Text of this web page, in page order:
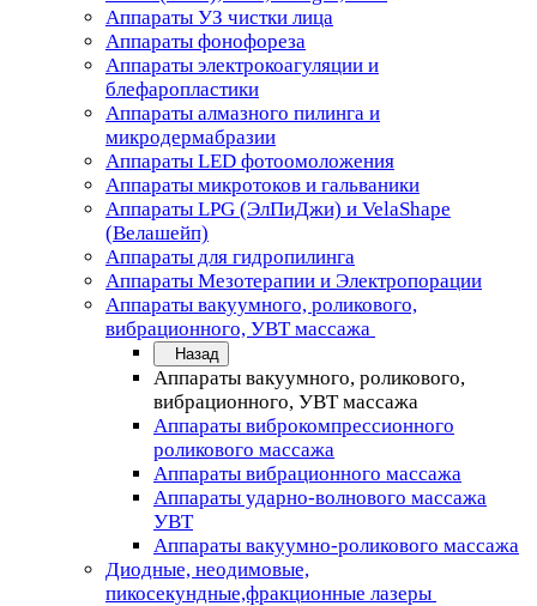
Аппараты УЗ чистки лица
Аппараты фонофореза
Аппараты электрокоагуляции и
блефаропластики
Аппараты алмазного пилинга и
микродермабразии
Аппараты LED фотоомоложения
Аппараты микротоков и гальваники
Аппараты LPG (ЭлПиДжи) и VelaShape
(Велашейп)
Аппараты для гидропилинга
Аппараты Мезотерапии и Электропорации
Аппараты вакуумного, роликового,
вибрационного, УВТ массажа
Назад
Аппараты вакуумного, роликового,
вибрационного, УВТ массажа
Аппараты виброкомпрессионного
роликового массажа
Аппараты вибрационного массажа
Аппараты ударно-волнового массажа
УВТ
Аппараты вакуумно-роликового массажа
Диодные, неодимовые,
пикосекундные,фракционные лазеры